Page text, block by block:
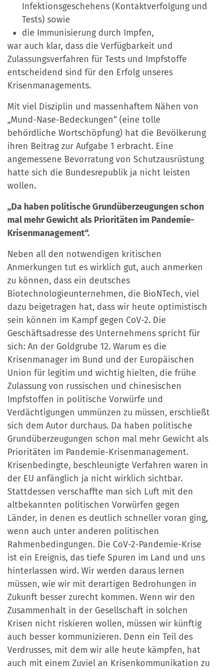
Infektionsgeschehens (Kontaktverfolgung und
Tests) sowie
die Immunisierung durch Impfen,
war auch klar, dass die Verfügbarkeit und
Zulassungsverfahren für Tests und Impfstoffe
entscheidend sind für den Erfolg unseres
Krisenmanagements.
Mit viel Disziplin und massenhaftem Nähen von
„Mund-Nase-Bedeckungen“ (eine tolle
behördliche Wortschöpfung) hat die Bevölkerung
ihren Beitrag zur Aufgabe 1 erbracht. Eine
angemessene Bevorratung von Schutzausrüstung
hatte sich die Bundesrepublik ja nicht leisten
wollen.
„Da haben politische Grundüberzeugungen schon
mal mehr Gewicht als Prioritäten im Pandemie-
Krisenmanagement“.
Neben all den notwendigen kritischen
Anmerkungen tut es wirklich gut, auch anmerken
zu können, dass ein deutsches
Biotechnologieunternehmen, die BioNTech, viel
dazu beigetragen hat, dass wir heute optimistisch
sein können im Kampf gegen CoV-2. Die
Geschäftsadresse des Unternehmens spricht für
sich: An der Goldgrube 12. Warum es die
Krisenmanager im Bund und der Europäischen
Union für legitim und wichtig hielten, die frühe
Zulassung von russischen und chinesischen
Impfstoffen in politische Vorwürfe und
Verdächtigungen ummünzen zu müssen, erschließt
sich dem Autor durchaus. Da haben politische
Grundüberzeugungen schon mal mehr Gewicht als
Prioritäten im Pandemie-Krisenmanagement.
Krisenbedingte, beschleunigte Verfahren waren in
der EU anfänglich ja nicht wirklich sichtbar.
Stattdessen verschaffte man sich Luft mit den
altbekannten politischen Vorwürfen gegen
Länder, in denen es deutlich schneller voran ging,
wenn auch unter anderen politischen
Rahmenbedingungen. Die CoV-2-Pandemie-Krise
ist ein Ereignis, das tiefe Spuren im Land und uns
hinterlassen wird. Wir werden daraus lernen
müssen, wie wir mit derartigen Bedrohungen in
Zukunft besser zurecht kommen. Wenn wir den
Zusammenhalt in der Gesellschaft in solchen
Krisen nicht riskieren wollen, müssen wir künftig
auch besser kommunizieren. Denn ein Teil des
Verdrusses, mit dem wir alle heute kämpfen, hat
auch mit einem Zuviel an Krisenkommunikation zu